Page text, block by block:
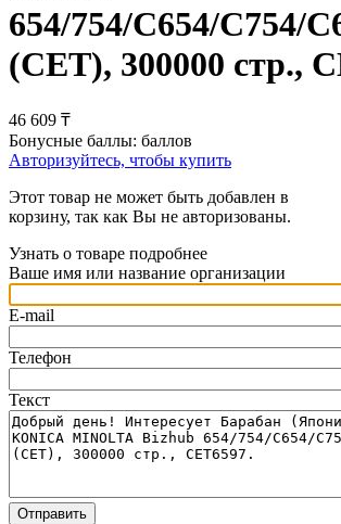
654/754/C654/C754/
(CET), 300000 стр.,
46 609 ₸
Бонусные баллы: баллов
Авторизуйтесь, чтобы купить
Этот товар не может быть добавлен в
корзину, так как Вы не авторизованы.
Узнать о товаре подробнее
Ваше имя или название организации
E-mail
Телефон
Текст
Отправить